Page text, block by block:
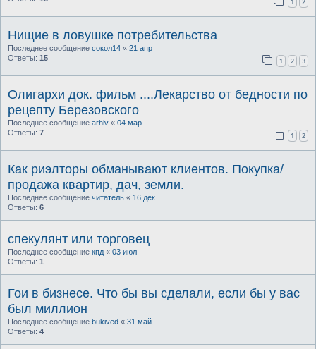
Нищие в ловушке потребительства
Последнее сообщение сокол14 « 21 апр
Ответы: 15 1 2 3
Олигархи док. фильм ....Лекарство от бедности по
рецепту Березовского
Последнее сообщение arhiv « 04 мар
Ответы: 7 1 2
Как риэлторы обманывают клиентов. Покупка/
продажа квартир, дач, земли.
Последнее сообщение читатель « 16 дек
Ответы: 6
спекулянт или торговец
Последнее сообщение кпд « 03 июл
Ответы: 1
Гои в бизнесе. Что бы вы сделали, если бы у вас
был миллион
Последнее сообщение bukived « 31 май
Ответы: 4